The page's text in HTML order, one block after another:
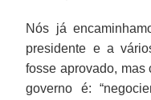
Nós já
presidente e a
fosse aprovado, mas
governo é: